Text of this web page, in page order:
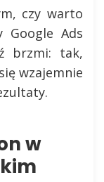
czy warto
Google Ads
brzmi: tak,
wzajemnie
w